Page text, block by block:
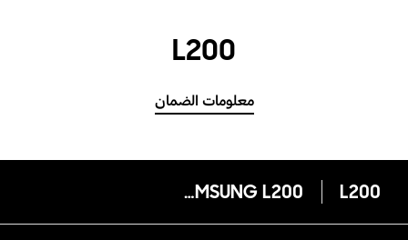
L200
معلومات الضمان
L200
SAMSUNG L200